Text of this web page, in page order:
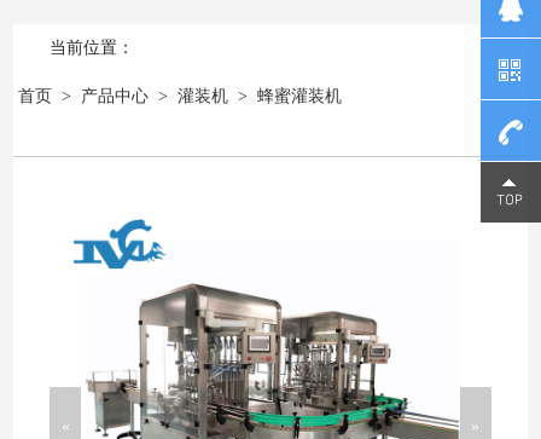
当前位置：
首页 > 产品中心 > 灌装机 > 蜂蜜灌装机